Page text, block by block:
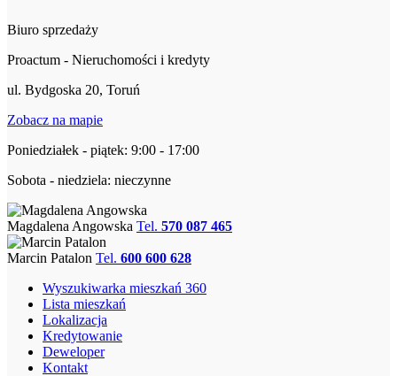
Biuro sprzedaży
Proactum - Nieruchomości i kredyty
ul. Bydgoska 20, Toruń
Zobacz na mapie
Poniedziałek - piątek: 9:00 - 17:00
Sobota - niedziela: nieczynne
Magdalena Angowska Tel. 570 087 465
Marcin Patalon Tel. 600 600 628
Wyszukiwarka mieszkań 360
Lista mieszkań
Lokalizacja
Kredytowanie
Deweloper
Kontakt